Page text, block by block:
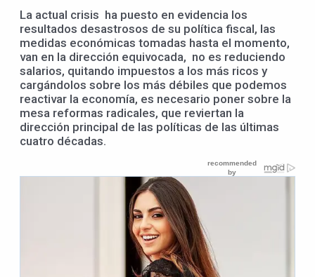
La actual crisis ha puesto en evidencia los
resultados desastrosos de su política fiscal, las
medidas económicas tomadas hasta el momento,
van en la dirección equivocada, no es reduciendo
salarios, quitando impuestos a los más ricos y
cargándolos sobre los más débiles que podemos
reactivar la economía, es necesario poner sobre la
mesa reformas radicales, que reviertan la
dirección principal de las políticas de las últimas
cuatro décadas.